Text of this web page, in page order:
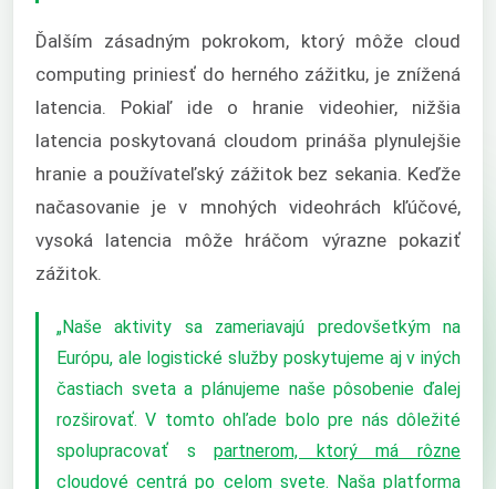
Ďalším zásadným pokrokom, ktorý môže cloud
computing priniesť do herného zážitku, je znížená
latencia. Pokiaľ ide o hranie videohier, nižšia
latencia poskytovaná cloudom prináša plynulejšie
hranie a používateľský zážitok bez sekania. Keďže
načasovanie je v mnohých videohrách kľúčové,
vysoká latencia môže hráčom výrazne pokaziť
zážitok.
„Naše aktivity sa zameriavajú predovšetkým na
Európu, ale logistické služby poskytujeme aj v iných
častiach sveta a plánujeme naše pôsobenie ďalej
rozširovať. V tomto ohľade bolo pre nás dôležité
spolupracovať spartnerom, ktorý má rôzne
cloudové centrá po celom svete. Naša platforma